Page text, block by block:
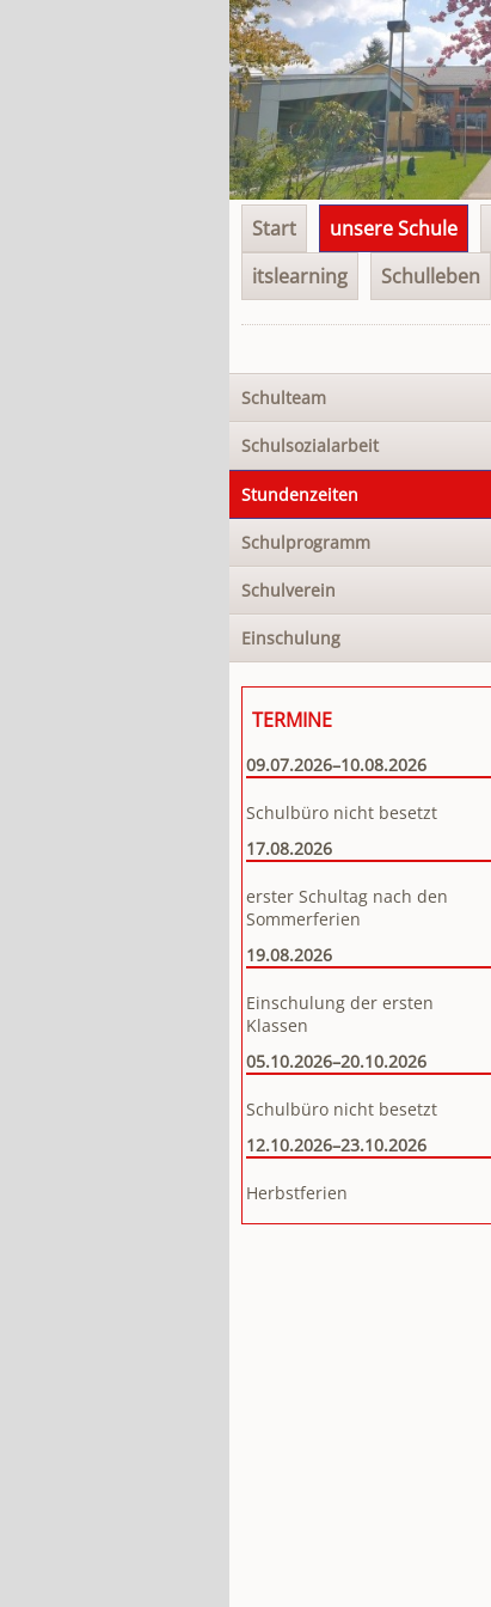
Navigation
überspringen
Start unsere Schule
itslearning
Schulleben
Navigation
überspringen
Schulteam
Schulsozialarbeit
Stundenzeiten
Schulprogramm
Schulverein
Einschulung
TERMINE
09.07.2026–10.08.2026
Schulbüro nicht besetzt
17.08.2026
erster Schultag nach den
Sommerferien
19.08.2026
Einschulung der ersten
Klassen
05.10.2026–20.10.2026
Schulbüro nicht besetzt
12.10.2026–23.10.2026
Herbstferien